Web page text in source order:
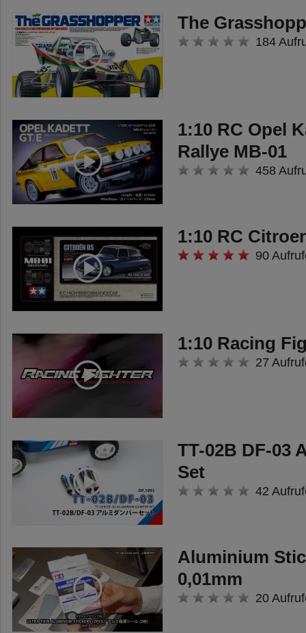
The
184
1:10 RC Opel
Rallye MB-01
458
1:10 RC
90
1:10 Racing
27
TT-02B DF-03
Set
42
Aluminium
0,01mm
20